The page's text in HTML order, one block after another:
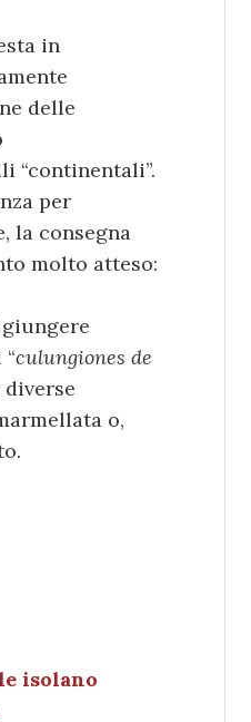
in
delle
“continentali”.
per
la consegna
molto atteso:
culungiones de
o,
isolano